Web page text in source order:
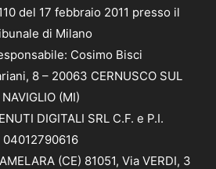
del 17 febbraio 2011 presso il
di Milano
Cosimo Bisci
8 – 20063 CERNUSCO SUL
NAVIGLIO (MI)
DIGITALI SRL C.F. e P.I.
04012790616
(CE) 81051, Via VERDI, 3